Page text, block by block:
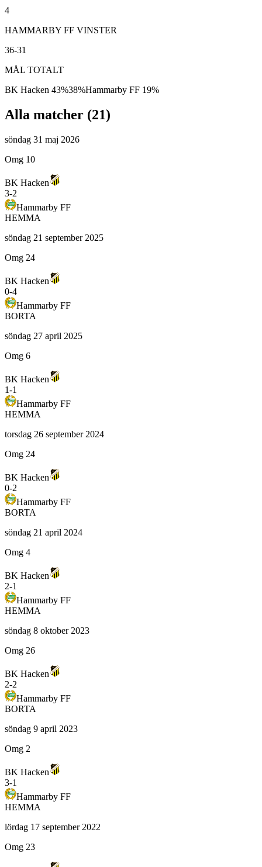
4
HAMMARBY FF VINSTER
36-31
MÅL TOTALT
BK Hacken 43%38%Hammarby FF 19%
Alla matcher (21)
söndag 31 maj 2026
Omg 10
BK Hacken
3-2
Hammarby FF
HEMMA
söndag 21 september 2025
Omg 24
BK Hacken
0-4
Hammarby FF
BORTA
söndag 27 april 2025
Omg 6
BK Hacken
1-1
Hammarby FF
HEMMA
torsdag 26 september 2024
Omg 24
BK Hacken
0-2
Hammarby FF
BORTA
söndag 21 april 2024
Omg 4
BK Hacken
2-1
Hammarby FF
HEMMA
söndag 8 oktober 2023
Omg 26
BK Hacken
2-2
Hammarby FF
BORTA
söndag 9 april 2023
Omg 2
BK Hacken
3-1
Hammarby FF
HEMMA
lördag 17 september 2022
Omg 23